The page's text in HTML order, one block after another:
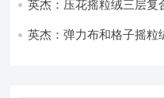
英杰：压花摇粒绒三层复
英杰：弹力布和格子摇粒